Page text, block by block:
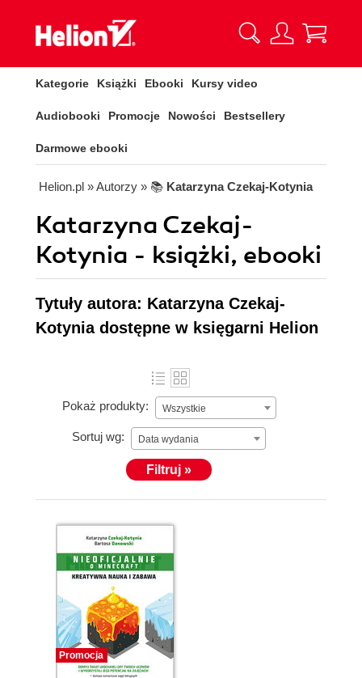
Kategorie Książki Ebooki Kursy video
Audiobooki Promocje Nowości Bestsellery
Darmowe ebooki
Helion.pl » Autorzy » 📚 Katarzyna Czekaj-Kotynia
Katarzyna Czekaj-
Kotynia - książki, ebooki
Tytuły autora: Katarzyna Czekaj-
Kotynia dostępne w księgarni Helion
Pokaż produkty: Wszystkie
Sortuj wg: Data wydania
Filtruj »
Promocja